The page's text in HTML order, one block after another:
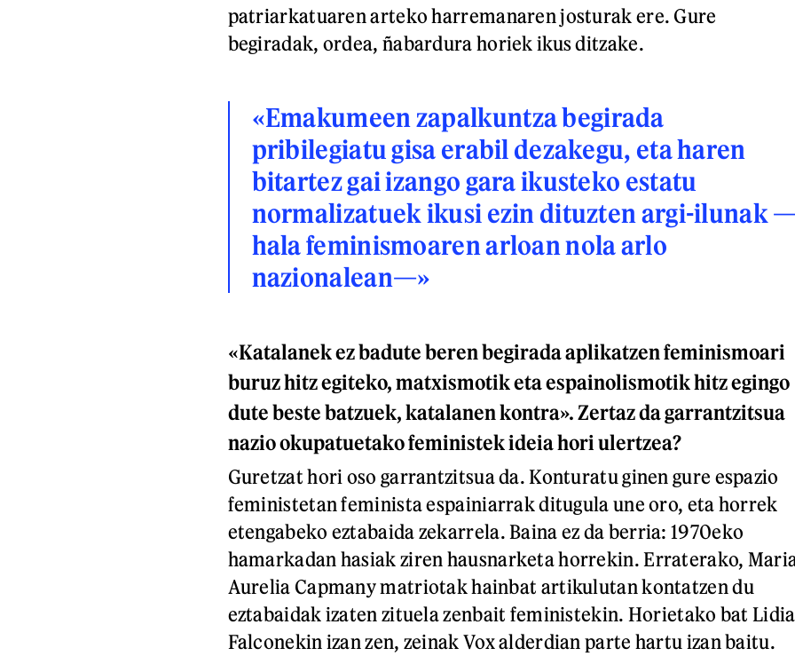
patriarkatuaren arteko harremanaren josturak ere. Gure
begiradak, ordea, ñabardura horiek ikus ditzake.
«Emakumeen zapalkuntza begirada
pribilegiatu gisa erabil dezakegu, eta haren
bitartez gai izango gara ikusteko estatu
normalizatuek ikusi ezin dituzten argi-ilunak
hala feminismoaren arloan nola arlo
nazionalean—»
«Katalanek ez badute beren begirada aplikatzen feminismoari
buruz hitz egiteko, matxismotik eta espainolismotik hitz egingo
dute beste batzuek, katalanen kontra». Zertaz da garrantzitsua
nazio okupatuetako feministek ideia hori ulertzea?
Guretzat hori oso garrantzitsua da. Konturatu ginen gure espazio
feministetan feminista espainiarrak ditugula une oro, eta horrek
etengabeko eztabaida zekarrela. Baina ez da berria: 1970eko
hamarkadan hasiak ziren hausnarketa horrekin. Erraterako, Maria
Aurelia Capmany matriotak hainbat artikulutan kontatzen du
eztabaidak izaten zituela zenbait feministekin. Horietako bat Lidia
Falconekin izan zen, zeinak Vox alderdian parte hartu izan baitu.